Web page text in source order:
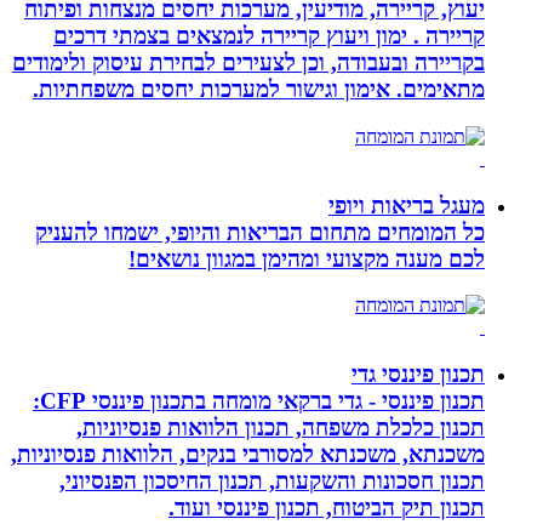
יעוץ, קריירה, מודיעין, מערכות יחסים מנצחות ופיתוח
קריירה . ימון ויעוץ קריירה לנמצאים בצמתי דרכים
בקריירה ובעבודה, וכן לצעירים לבחירת עיסוק ולימודים
מתאימים. אימון וגישור למערכות יחסים משפחתיות.
מעגל בריאות ויופי
כל המומחים מתחום הבריאות והיופי, ישמחו להעניק
לכם מענה מקצועי ומהימן במגוון נושאים!
תכנון פיננסי גדי
תכנון פיננסי - גדי ברקאי מומחה בתכנון פיננסי CFP:
תכנון כלכלת משפחה, תכנון הלוואות פנסיוניות,
משכנתא, משכנתא למסורבי בנקים, הלוואות פנסיוניות,
תכנון חסכונות והשקעות, תכנון החיסכון הפנסיוני,
תכנון תיק הביטוח, תכנון פיננסי ועוד.